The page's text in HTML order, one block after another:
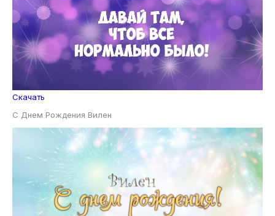
Скачать
С Днем Рождения Вилен